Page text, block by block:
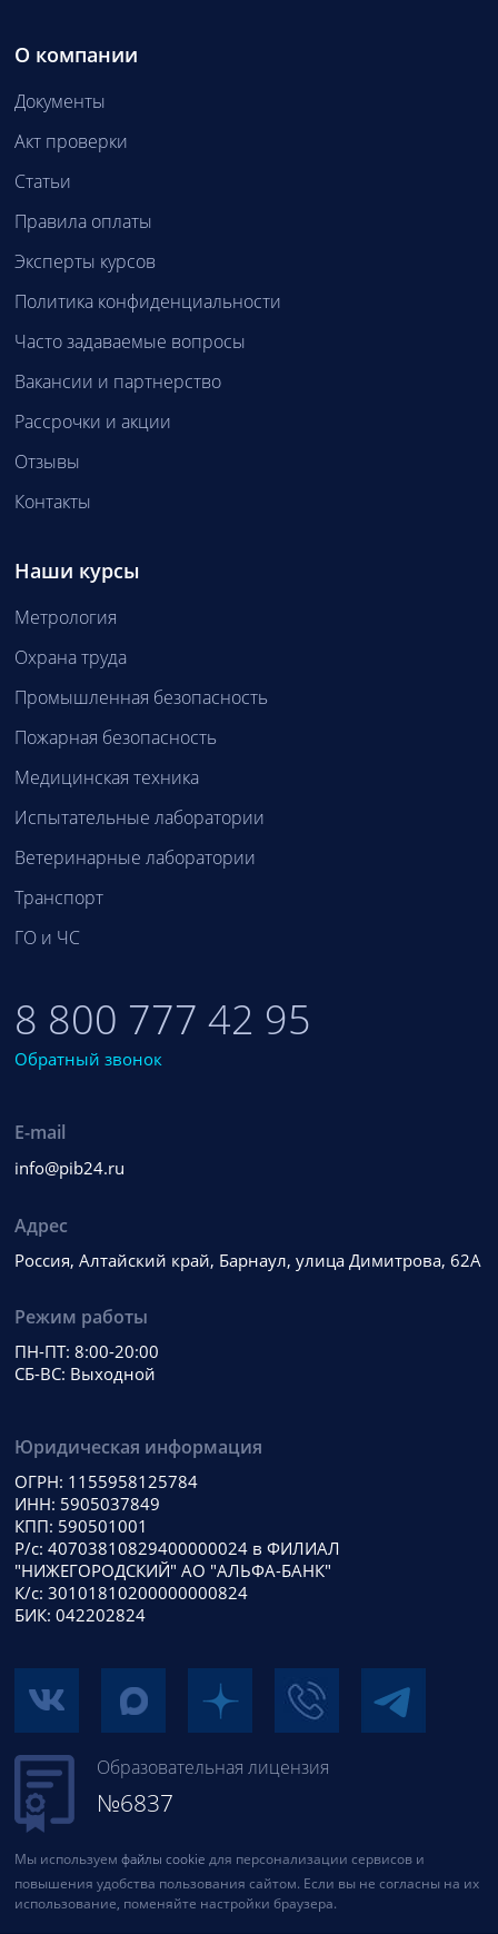
О компании
Документы
Акт проверки
Статьи
Правила оплаты
Эксперты курсов
Политика конфиденциальности
Часто задаваемые вопросы
Вакансии и партнерство
Рассрочки и акции
Отзывы
Контакты
Наши курсы
Метрология
Охрана труда
Промышленная безопасность
Пожарная безопасность
Медицинская техника
Испытательные лаборатории
Ветеринарные лаборатории
Транспорт
ГО и ЧС
8 800 777 42 95
Обратный звонок
E-mail
info@pib24.ru
Адрес
Россия, Алтайский край, Барнаул, улица Димитрова, 62А
Режим работы
ПН-ПТ: 8:00-20:00
СБ-ВС: Выходной
Юридическая информация
ОГРН: 1155958125784
ИНН: 5905037849
КПП: 590501001
Р/с: 40703810829400000024 в ФИЛИАЛ
"НИЖЕГОРОДСКИЙ" АО "АЛЬФА-БАНК"
К/с: 30101810200000000824
БИК: 042202824
Образовательная лицензия
№6837
Мы используем файлы cookie для персонализации сервисов и
повышения удобства пользования сайтом. Если вы не согласны на их
использование, поменяйте настройки браузера.